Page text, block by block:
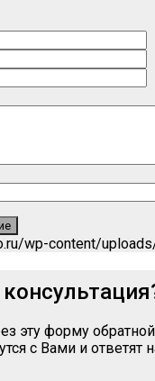
эту форму
с Вами и ответят